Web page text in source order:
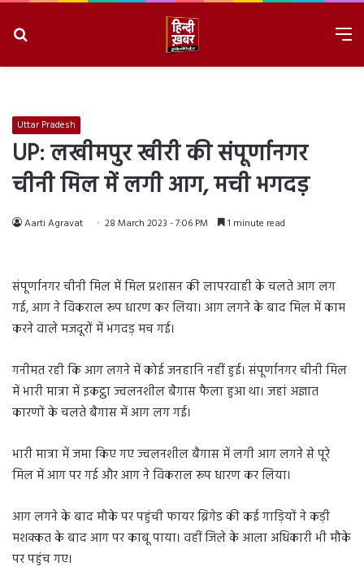
Uttar Pradesh
UP: लखीमपुर खीरी की संपूर्णानगर
चीनी मिल में लगी आग, मची भगदड़
Aarti Agravat 28 March 2023 - 7:06 PM 1 minute read
संपूर्णानगर चीनी मिल में मिल प्रशासन की लापरवाही के चलते आग लग
गई, आग ने विकराल रूप धारण कर लिया। आग लगने के बाद मिल में काम
करने वाले मजदूरों में भगदड़ मच गई।
गनीमत रही कि आग लगने में कोई जनहानि नहीं हुई। संपूर्णानगर चीनी मिल
में भारी मात्रा में इकट्ठा ज्वलनशील बैगास फैला हुआ था। जहां अज्ञात
कारणों के चलते बैगास में आग लग गई।
भारी मात्रा में जमा किए गए ज्वलनशील बैगास में लगी आग लगने से पूरे
मिल में आग पर गई और आग ने विकराल रूप धारण कर लिया।
आग लगने के बाद मौके पर पहुंची फायर ब्रिगेड की कई गाड़ियों ने कड़ी
मशक्कत के बाद आग पर काबू पाया। वहीं जिले के आला अधिकारी भी मौके
पर पहुंच गए।